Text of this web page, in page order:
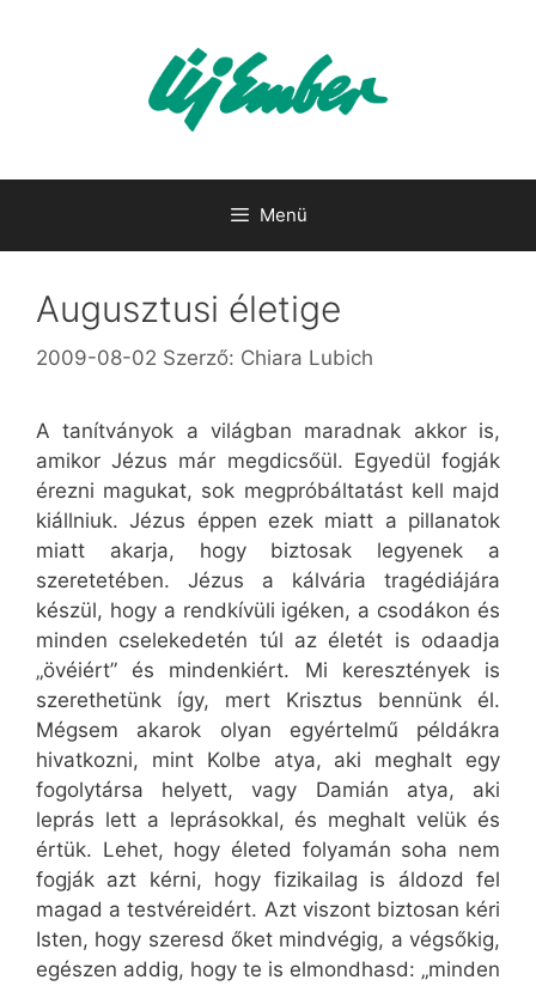
Menü
Augusztusi életige
2009-08-02 Szerző: Chiara Lubich
A tanítványok a világban maradnak akkor is,
amikor Jézus már megdicsőül. Egyedül fogják
érezni magukat, sok megpróbáltatást kell majd
kiállniuk. Jézus éppen ezek miatt a pillanatok
miatt akarja, hogy biztosak legyenek a
szeretetében. Jézus a kálvária tragédiájára
készül, hogy a rendkívüli igéken, a csodákon és
minden cselekedetén túl az életét is odaadja
„övéiért” és mindenkiért. Mi keresztények is
szerethetünk így, mert Krisztus bennünk él.
Mégsem akarok olyan egyértelmű példákra
hivatkozni, mint Kolbe atya, aki meghalt egy
fogolytársa helyett, vagy Damián atya, aki
leprás lett a leprásokkal, és meghalt velük és
értük. Lehet, hogy életed folyamán soha nem
fogják azt kérni, hogy fizikailag is áldozd fel
magad a testvéreidért. Azt viszont biztosan kéri
Isten, hogy szeresd őket mindvégig, a végsőkig,
egészen addig, hogy te is elmondhasd: „minden